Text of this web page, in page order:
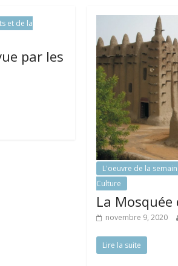
et de la
par les
L'oeuvre de la
Culture
La
novembre 9, 2020
Lire la suite